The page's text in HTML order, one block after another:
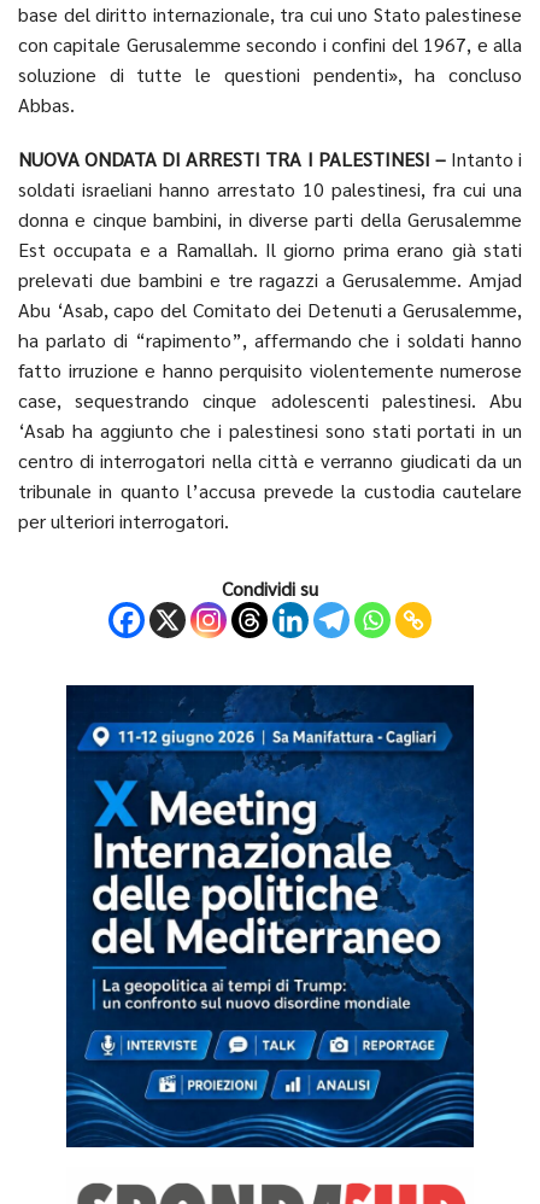
base del diritto internazionale, tra cui uno Stato palestinese
con capitale Gerusalemme secondo i confini del 1967, e alla
soluzione di tutte le questioni pendenti», ha concluso
Abbas.
NUOVA ONDATA DI ARRESTI TRA I PALESTINESI –Intanto i
soldati israeliani hanno arrestato 10 palestinesi, fra cui una
donna e cinque bambini, in diverse parti della Gerusalemme
Est occupata e a Ramallah. Il giorno prima erano già stati
prelevati due bambini e tre ragazzi a Gerusalemme. Amjad
Abu ‘Asab, capo del Comitato dei Detenuti a Gerusalemme,
ha parlato di “rapimento”, affermando che i soldati hanno
fatto irruzione e hanno perquisito violentemente numerose
case, sequestrando cinque adolescenti palestinesi. Abu
‘Asab ha aggiunto che i palestinesi sono stati portati in un
centro di interrogatori nella città e verranno giudicati da un
tribunale in quanto l’accusa prevede la custodia cautelare
per ulteriori interrogatori.
Condividi su